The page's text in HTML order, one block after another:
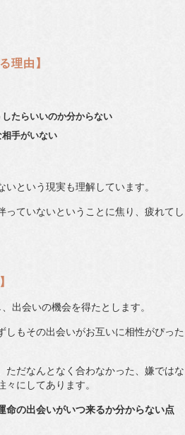
理由】
たらいいのか分からない
手がいない
という現実も理解しています。
ていないということに焦り、疲れてし
出会いの機会を得たとします。
もその出会いがお互いに相性がぴった
ただなんとなく合わなかった、嫌ではな
にしてあります。
命の出会いがいつ来るか分からない点